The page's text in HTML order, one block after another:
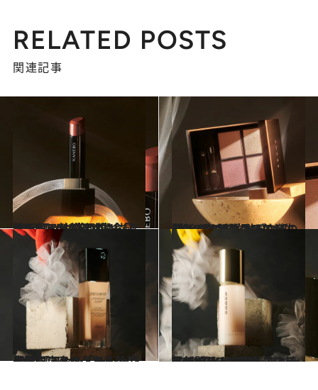
RELATED POSTS
関連記事
2024.12.7
最新ベストコスメ2024【リップ部門】「まるで唇の粘膜そのもの！」KANEBO“生命感ルージュ”が堂々の1位
ビューティ＆ヘルス 2024.12.7
最新ベストコスメ2024【アイシャドウ部門】“透ける立体感”が生まれると話題のTHREEのパレットに注目！
ビューティ＆ヘルス
2024.12.9
最新ベストコスメ2024【ファンデーション部門】コスメデコルテの大人気ファンデから待望のグロウタイプ
ビューティ＆ヘルス 2024.12.9
最新ベストコスメ2024【メイクアップベース部門】まるで「エステ帰りの肌！」が一日中続くSUQQUの下地
ビューティ＆ヘルス